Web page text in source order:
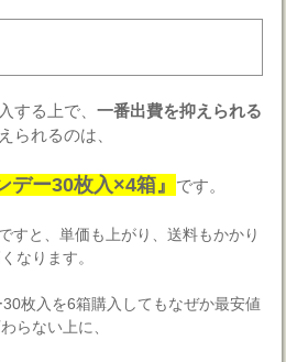
する上で、一番出費を抑えられる
られるのは、
デー30枚入×4箱』 です。
すと、単価も上がり、送料もかかり
なります。
枚入を6箱購入してもなぜか最安値
らない上に、